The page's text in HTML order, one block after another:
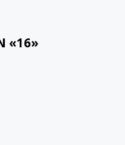
«16»